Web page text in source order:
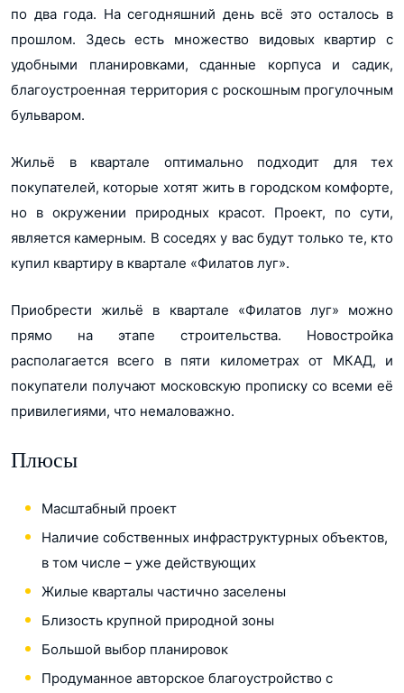
по два года. На сегодняшний день всё это осталось в
прошлом. Здесь есть множество видовых квартир с
удобными планировками, сданные корпуса и садик,
благоустроенная территория с роскошным прогулочным
бульваром.
Жильё в квартале оптимально подходит для тех
покупателей, которые хотят жить в городском комфорте,
но в окружении природных красот. Проект, по сути,
является камерным. В соседях у вас будут только те, кто
купил квартиру в квартале «Филатов луг».
Приобрести жильё в квартале «Филатов луг» можно
прямо на этапе строительства. Новостройка
располагается всего в пяти километрах от МКАД, и
покупатели получают московскую прописку со всеми её
привилегиями, что немаловажно.
Плюсы
Масштабный проект
Наличие собственных инфраструктурных объектов,
в том числе – уже действующих
Жилые кварталы частично заселены
Близость крупной природной зоны
Большой выбор планировок
Продуманное авторское благоустройство с